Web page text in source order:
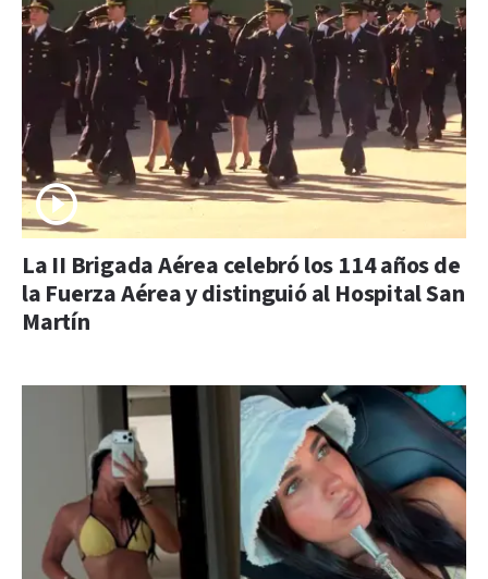
La II Brigada Aérea celebró los 114 años de
la Fuerza Aérea y distinguió al Hospital San
Martín